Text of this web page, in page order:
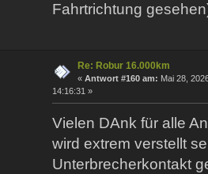
Fahrtrichtung
Re: Robur 16.000km
« Antwort #160 am: Mai 28,
14:16:31 »
Vielen DAnk für alle
wird extrem verstellt
Unterbrecherkontakt